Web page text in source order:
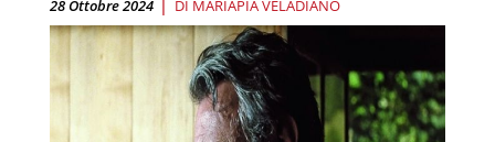
28 Ottobre 2024 DI MARIAPIA VELADIANO